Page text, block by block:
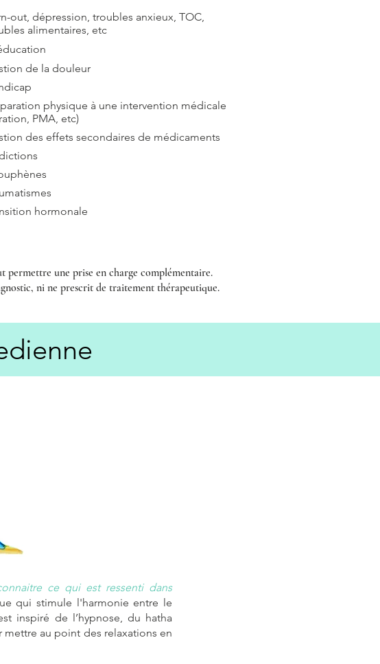
out, dépression, troubles anxieux, TOC,
alimentaires, etc
de la douleur
physique à une intervention médicale
PMA, etc)
des effets secondaires de médicaments
hormonale
permettre une prise en charge complémentaire.
ni ne prescrit de traitement thérapeutique.
ce qui est ressenti dans
qui stimule l'harmonie entre le
inspiré de l’hypnose, du hatha
mettre au point des relaxations en